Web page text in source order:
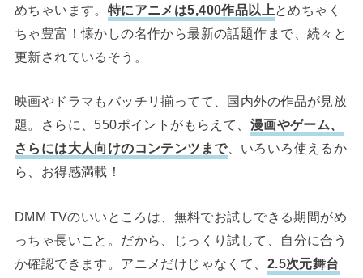
めちゃいます。 特にアニメは5,400作品以上とめちゃく
ちゃ豊富！懐かしの名作から最新の話題作まで、続々と
更新されているそう。
映画やドラマもバッチリ揃ってて、国内外の作品が見放
題。さらに、550ポイントがもらえて、 漫画やゲーム、
さらには大人向けのコンテンツまで、いろいろ使えるか
ら、お得感満載！
DMM TVのいいところは、無料でお試しできる期間がめ
っちゃ長いこと。だから、じっくり試して、自分に合う
か確認できます。アニメだけじゃなくて、 2.5次元舞台